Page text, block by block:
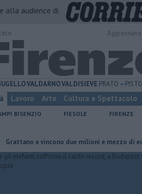
alla audience di
VALDARNOVALDISIEVE PRATO
Lavoro Arte Cultura e Spettacolo
BISENZIO FIESOLE FIRENZE
e vincono due milioni e mezzo di euro